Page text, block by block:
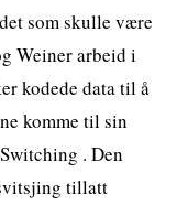
som skulle være
Weiner arbeid i
kodede data til å
komme til sin
. Den
tillatt